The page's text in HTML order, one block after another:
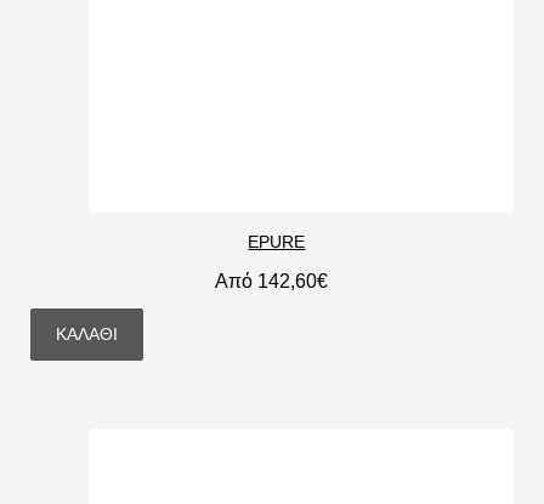
EPURE
Από 142,60€
ΚΑΛΆΘΙ